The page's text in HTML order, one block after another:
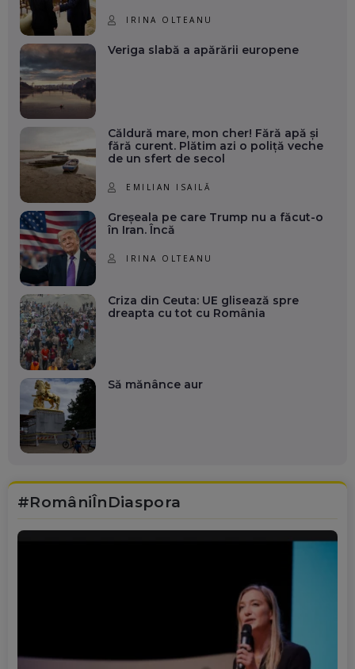
IRINA OLTEANU
Veriga slabă a apărării europene
Căldură mare, mon cher! Fără apă și
fără curent. Plătim azi o poliță veche
de un sfert de secol
EMILIAN ISAILĂ
Greșeala pe care Trump nu a făcut-o
în Iran. Încă
IRINA OLTEANU
Criza din Ceuta: UE glisează spre
dreapta cu tot cu România
Să mănânce aur
#RomâniÎnDiaspora